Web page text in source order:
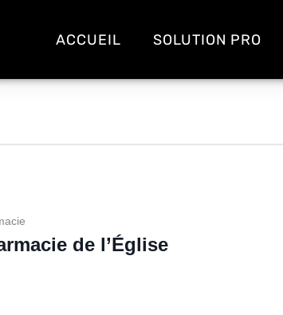
ACCUEIL SOLUTION PRO
de l’Église